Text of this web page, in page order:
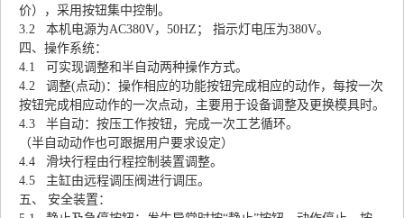
价），采用按钮集中控制。
3.2 本机电源为AC380V，50HZ； 指示灯电压为380V。
四、操作系统：
4.1 可实现调整和半自动两种操作方式。
4.2 调整(点动)：操作相应的功能按钮完成相应的动作，每按一次
按钮完成相应动作的一次点动，主要用于设备调整及更换模具时。
4.3 半自动：按压工作按钮，完成一次工艺循环。
（半自动动作也可跟据用户要求设定）
4.4 滑块行程由行程控制装置调整。
4.5 主缸由远程调压阀进行调压。
五、 安全装置：